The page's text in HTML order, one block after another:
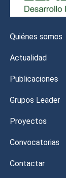
Quiénes somos
Actualidad
Publicaciones
Grupos Leader
Proyectos
Convocatorias
Contactar